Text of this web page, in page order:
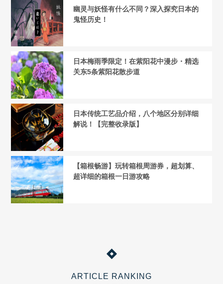
幽灵与妖怪有什么不同？深入探究日本的
鬼怪历史！
日本梅雨季限定！在紫阳花中漫步・精选
关东5条紫阳花散步道
日本传统工艺品介绍，八个地区分别详细
解说！【完整收录版】
【箱根畅游】玩转箱根周游券，超划算、
超详细的箱根一日游攻略
ARTICLE RANKING